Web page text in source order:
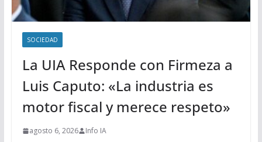
SOCIEDAD
La UIA Responde con Firmeza a
Luis Caputo: «La industria es
motor fiscal y merece respeto»
agosto 6, 2026 Info IA